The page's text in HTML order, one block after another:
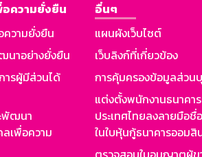
ความยั่งยืน
วามยั่งยืน
นาอย่างยั่งยืน
ารผู้มีส่วนได้
พัฒนา
เพื่อความ
อื่นๆ
แผนผังเว็บไซต์
เว็บลิงก์ที่เกี่ยวข้อง
การคุ้มครองข้อมูลส่วน
แต่งตั้งพนักงานธนาคา
ประเทศไทยลงลายมือชื่
ในใบหุ้นกู้ธนาคารออมสิ